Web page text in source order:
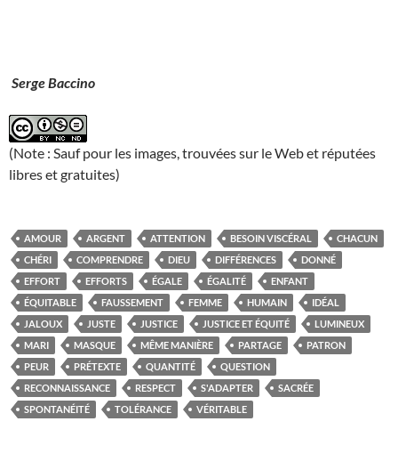
Serge Baccino
(Note : Sauf pour les images, trouvées sur le Web et réputées
libres et gratuites)
AMOUR ARGENT ATTENTION BESOIN VISCÉRAL
CHACUN
CHÉRI
COMPRENDRE DIEU DIFFÉRENCES
DONNÉ
EFFORT
EFFORTS ÉGALE ÉGALITÉ
ENFANT
ÉQUITABLE
FAUSSEMENT FEMME HUMAIN
IDÉAL
JALOUX
JUSTE JUSTICE JUSTICE ET ÉQUITÉ
LUMINEUX
MARI
MASQUE MÊME MANIÈRE PARTAGE
PATRON
PEUR
PRÉTEXTE QUANTITÉ
QUESTION
RECONNAISSANCE
RESPECT S'ADAPTER
SACRÉE
SPONTANÉITÉ
TOLÉRANCE VÉRITABLE